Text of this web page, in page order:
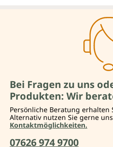
Bei Fragen zu uns
Produkten: Wir
Persönliche Beratung erhalten
Alternativ nutzen Sie gerne
Kontaktmöglichkeiten.
07626 974 9700